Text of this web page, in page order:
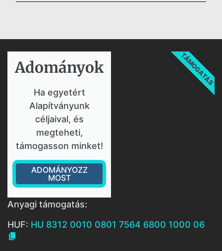
Adományok​
Ha egyetért
Alapítványunk
céljaival, és
megteheti,
támogasson minket!
ADOMÁNYOZZ
MOST
TÁMOGATÁS
Anyagi támogatás:
HUF: HU 8312 0010 0801 7564 6800 1000 06
